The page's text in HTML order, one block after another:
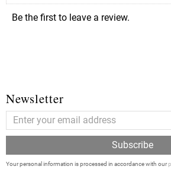
Be the first to leave a review.
Newsletter
Subscribe
Your personal information is processed in accordance with our